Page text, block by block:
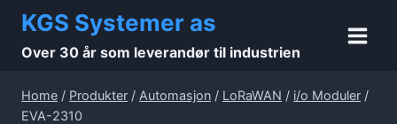
Skip
content
KGS Systemer as
Over 30 år som leverandør til industrien
Home / Produkter / Automasjon / LoRaWAN / i/o Moduler /
EVA-2310